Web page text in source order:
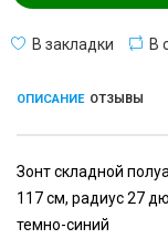
В закладки В
ОПИСАНИЕ ОТЗЫВЫ
Зонт складной
117 см, радиус 27
темно-синий